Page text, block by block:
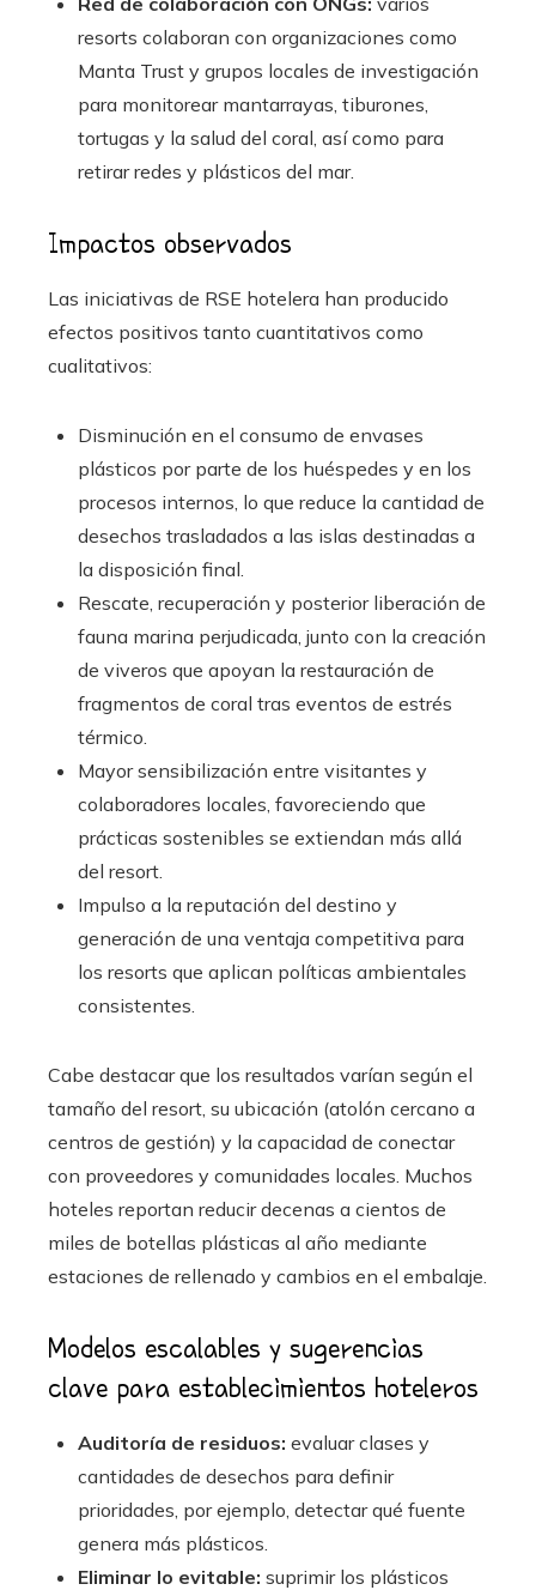
resorts colaboran con organizaciones como
Manta Trust y grupos locales de investigación
para monitorear mantarrayas, tiburones,
tortugas y la salud del coral, así como para
retirar redes y plásticos del mar.
Impactos observados
Las iniciativas de RSE hotelera han producido
efectos positivos tanto cuantitativos como
cualitativos:
Disminución en el consumo de envases
plásticos por parte de los huéspedes y en los
procesos internos, lo que reduce la cantidad de
desechos trasladados a las islas destinadas a
la disposición final.
Rescate, recuperación y posterior liberación de
fauna marina perjudicada, junto con la creación
de viveros que apoyan la restauración de
fragmentos de coral tras eventos de estrés
térmico.
Mayor sensibilización entre visitantes y
colaboradores locales, favoreciendo que
prácticas sostenibles se extiendan más allá
del resort.
Impulso a la reputación del destino y
generación de una ventaja competitiva para
los resorts que aplican políticas ambientales
consistentes.
Cabe destacar que los resultados varían según el
tamaño del resort, su ubicación (atolón cercano a
centros de gestión) y la capacidad de conectar
con proveedores y comunidades locales. Muchos
hoteles reportan reducir decenas a cientos de
miles de botellas plásticas al año mediante
estaciones de rellenado y cambios en el embalaje.
Modelos escalables y sugerencias
clave para establecimientos hoteleros
Auditoría de residuos: evaluar clases y
cantidades de desechos para definir
prioridades, por ejemplo, detectar qué fuente
genera más plásticos.
Eliminar lo evitable: suprimir los plásticos